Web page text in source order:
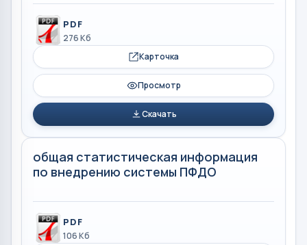
PDF
276 Кб
Карточка
Просмотр
Скачать
общая статистическая информация
по внедрению системы ПФДО
PDF
106 Кб